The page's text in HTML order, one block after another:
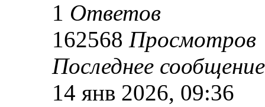
1 Ответов
162568 Просмотров
Последнее
14 янв 2026, 09:36